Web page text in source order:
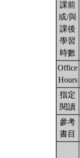
課前
或/與
課後
學習
時數
Office
Hours
指定
閱讀
參考
書目